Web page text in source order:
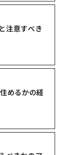
注意すべき
めるかの経